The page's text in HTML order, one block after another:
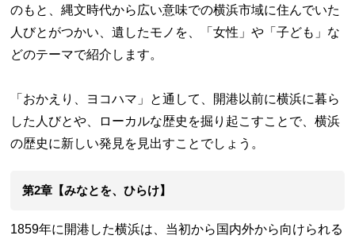
のもと、縄文時代から広い意味での横浜市域に住んでいた
人びとがつかい、遺したモノを、「女性」や「子ども」な
どのテーマで紹介します。
「おかえり、ヨコハマ」と通して、開港以前に横浜に暮ら
した人びとや、ローカルな歴史を掘り起こすことで、横浜
の歴史に新しい発見を見出すことでしょう。
第2章【みなとを、ひらけ】
1859年に開港した横浜は、当初から国内外から向けられる